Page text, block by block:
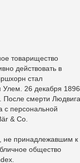
товарищество
действовать в
стал
26 декабря 1896
После смерти Людвига
с персональной
& Co.
не принадлежавшим к
общество